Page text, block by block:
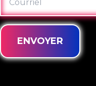
ENVOYER